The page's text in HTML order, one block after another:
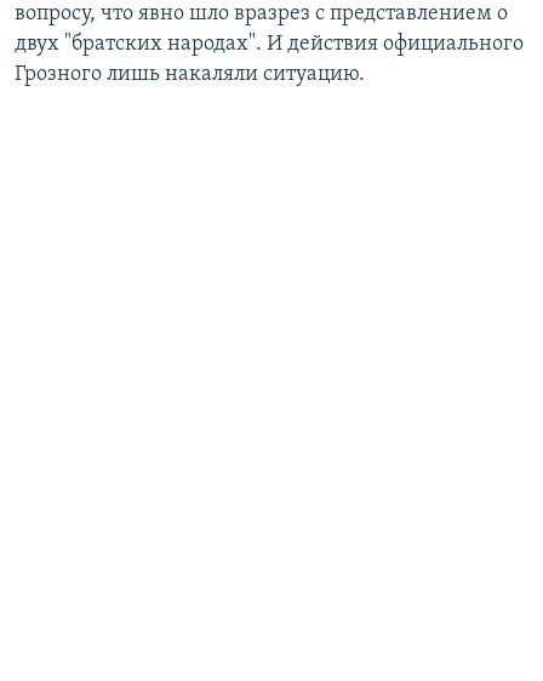
вопросу, что явно шло вразрез с представлением о
двух "братских народах". И действия официального
Грозного лишь накаляли ситуацию.